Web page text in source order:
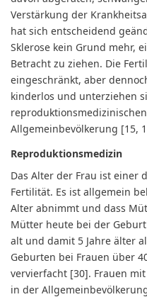
Verstärkung der
hat sich entscheidend
Sklerose kein Grund mehr,
Betracht zu ziehen. Die
eingeschränkt, aber
kinderlos und unterziehen
Allgemeinbevölkerung [15,
Reproduktionsmedizin
Das Alter der Frau ist einer
Fertilität. Es ist allgemein
Alter abnimmt und dass
Mütter heute bei der
alt und damit 5 Jahre älter
Geburten bei Frauen über
vervierfacht [30]. Frauen
in der